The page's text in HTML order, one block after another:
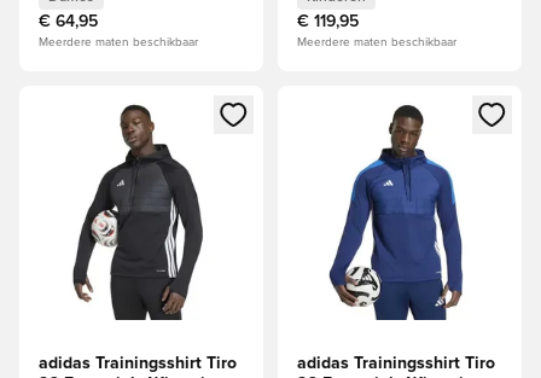
€ 64,95
Meerdere maten beschikbaar
€ 119,95
Meerdere maten beschikbaar
Opent een venster om in te loggen of je aan te melden als
adidas Trainingsshirt Tiro
Opent een venster om in te
adidas Trainingsshirt Tiro